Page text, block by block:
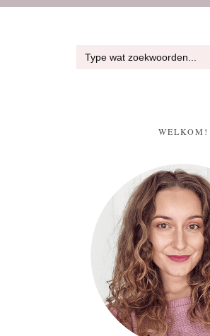
naar:
WELKOM!